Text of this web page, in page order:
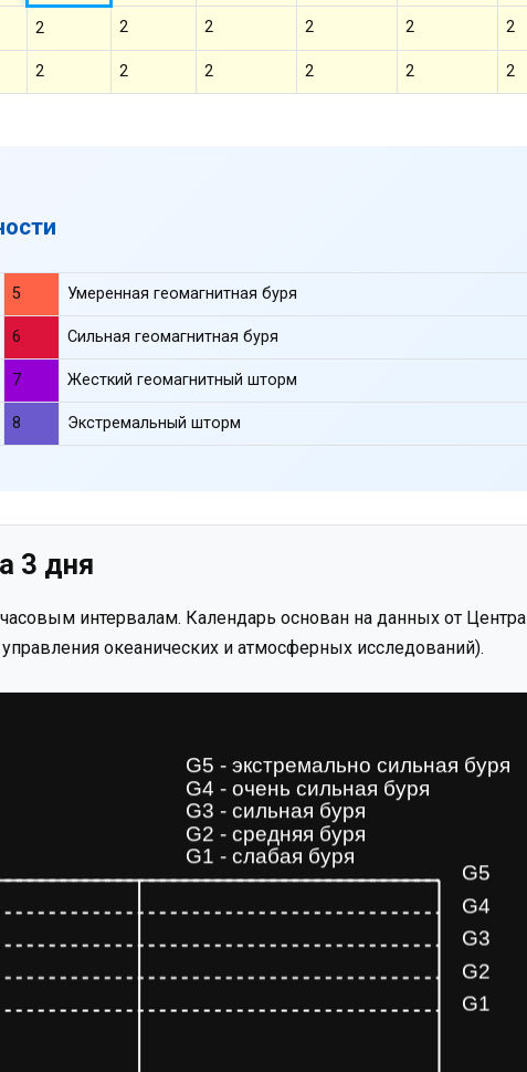
2 2 2 2 2 2
2 2 2 2 2 2
5 Умеренная геомагнитная буря
6 Сильная геомагнитная буря
7 Жесткий геомагнитный шторм
8 Экстремальный шторм
3 дня
интервалам. Календарь основан на данных от Центра
океанических и атмосферных исследований).